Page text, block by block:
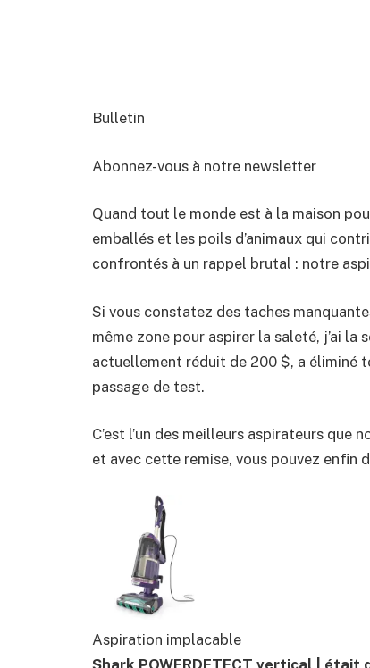
Bulletin
Abonnez-vous à notre newsletter
Quand tout le monde est à la maison
emballés et les poils d’animaux qui
confrontés à un rappel brutal : notre
Si vous constatez des taches
même zone pour aspirer la saleté, j’ai
actuellement réduit de 200 $, a éliminé
passage de test.
C’est l’un des meilleurs aspirateurs
et avec cette remise, vous pouvez enfin
Aspiration implacable
Shark POWERDETECT vertical | était